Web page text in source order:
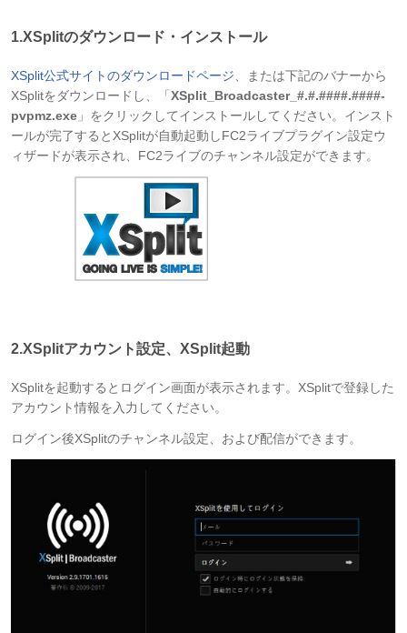
1.XSplitのダウンロード・インストール
XSplit公式サイトのダウンロードページ 、または下記のバナーから
XSplitをダウンロードし、「XSplit_Broadcaster_#.#.####.####-
pvpmz.exe 」をクリックしてインストールしてください。インスト
ールが完了するとXSplitが自動起動しFC2ライブプラグイン設定ウ
ィザードが表示され、FC2ライブのチャンネル設定ができます。
2.XSplitアカウント設定、XSplit起動
XSplitを起動するとログイン画面が表示されます。XSplitで登録した
アカウント情報を入力してください。
ログイン後XSplitのチャンネル設定、および配信ができます。